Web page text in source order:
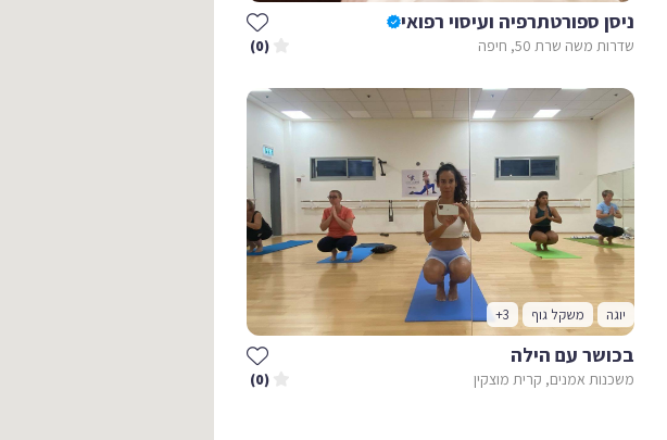
ניסן ספורטתרפיה ועיסוי רפואי
שדרות משה שרת 50, חיפה (0)
יוגה משקל גוף +3
בכושר עם הילה
משכנות אמנים, קרית מוצקין (0)